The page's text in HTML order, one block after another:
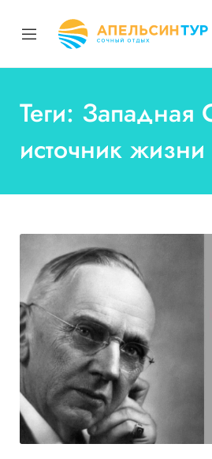
Теги: Западная
источник